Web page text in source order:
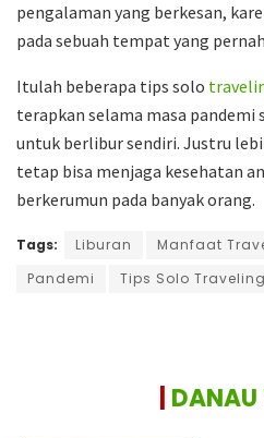
pengalaman yang berkesan,
pada sebuah tempat yang
Itulah beberapa tips solo
terapkan selama masa
untuk berlibur sendiri. Justru
tetap bisa menjaga kesehatan
berkerumun pada banyak orang.
Tags: Liburan Manfaat
Pandemi
Tips Solo Traveling